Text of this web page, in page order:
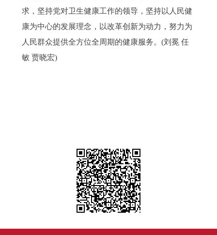
求，坚持党对卫生健康工作的领导，坚持以人民健
康为中心的发展理念，以改革创新为动力，努力为
人民群众提供全方位全周期的健康服务。(刘冕 任
敏 贾晓宏)